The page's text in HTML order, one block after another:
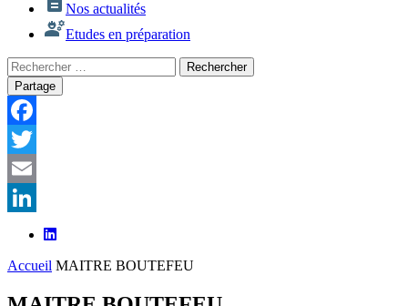
Nos actualités
Etudes en préparation
Rechercher
:
Rechercher
Partage
Facebook
Twitter
Email
LinkedIn
Accueil MAITRE BOUTEFEU